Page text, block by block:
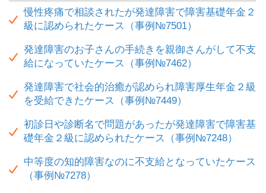
慢性疼痛で相談されたが発達障害で障害基礎年金２
級に認められたケース（事例№7501）
発達障害のお子さんの手続きを親御さんがして不支
給になっていたケース（事例№7462）
発達障害で社会的治癒が認められ障害厚生年金２級
を受給できたケース（事例№7449）
初診日や診断名で問題があったが発達障害で障害基
礎年金２級に認められたケース（事例№7248）
中等度の知的障害なのに不支給となっていたケース
（事例№7278）